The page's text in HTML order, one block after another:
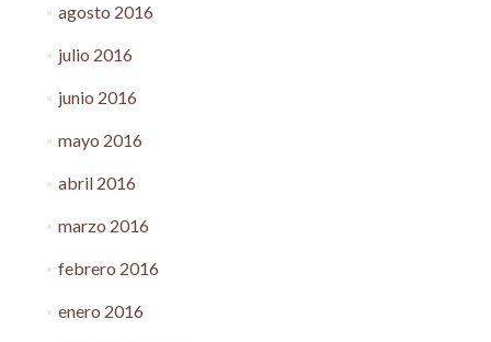
agosto 2016
julio 2016
junio 2016
mayo 2016
abril 2016
marzo 2016
febrero 2016
enero 2016